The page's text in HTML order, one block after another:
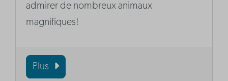
admirer de nombreux animaux
magnifiques!
Plus